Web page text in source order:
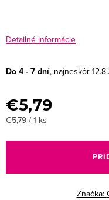
Detailné informácie
Do 4 - 7 dní
€5,79
Jednotková
€5,79 / 1 ks
Značka: